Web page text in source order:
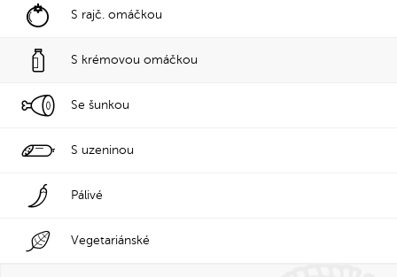
S rajč. omáčkou
S krémovou omáčkou
Se šunkou
S uzeninou
Pálivé
Vegetariánské